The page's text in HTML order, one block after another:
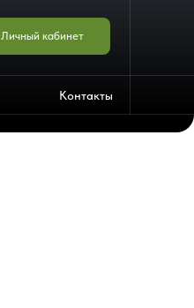
Личный кабинет
Контакты